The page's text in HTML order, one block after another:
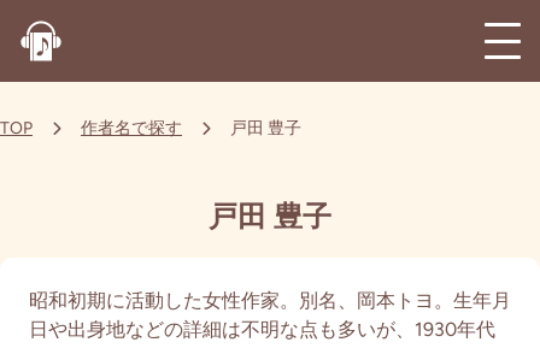
TOP 作者名で探す 戸田 豊子
戸田 豊子
昭和初期に活動した女性作家。別名、岡本トヨ。生年月
日や出身地などの詳細は不明な点も多いが、1930年代